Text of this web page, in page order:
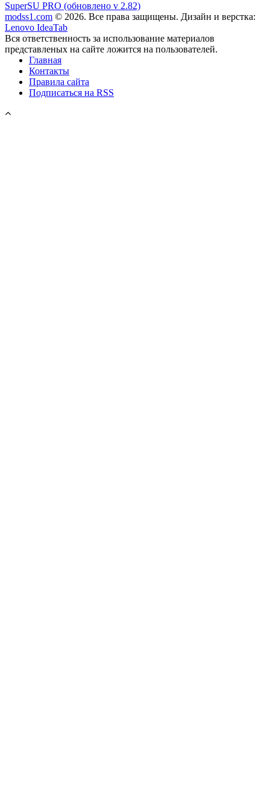
SuperSU PRO (обновлено v 2.82)
modss1.com © 2026. Все права защищены. Дизайн и верстка:
Lenovo IdeaTab
Вся ответственность за использование материалов
представленых на сайте ложится на пользователей.
Главная
Контакты
Правила сайта
Подписаться на RSS